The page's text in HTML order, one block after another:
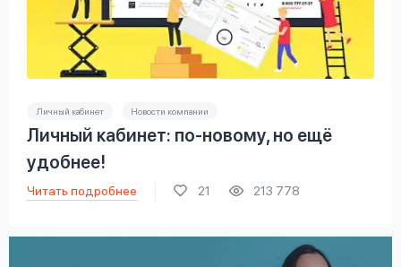
Личный кабинет Новости компании
Личный кабинет: по-новому, но ещё
удобнее!
Читать подробнее 21 213 778